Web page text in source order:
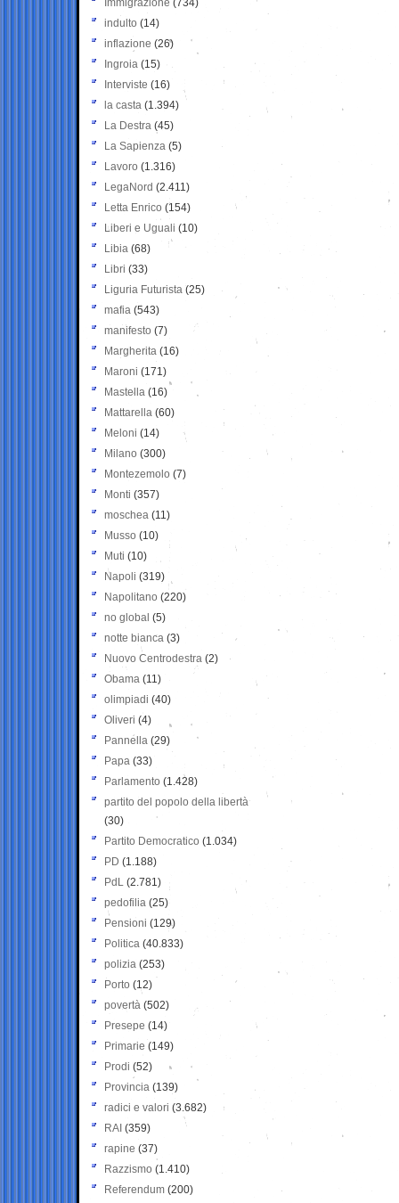
Immigrazione (734)
indulto (14)
inflazione (26)
Ingroia (15)
Interviste (16)
la casta (1.394)
La Destra (45)
La Sapienza (5)
Lavoro (1.316)
LegaNord (2.411)
Letta Enrico (154)
Liberi e Uguali (10)
Libia (68)
Libri (33)
Liguria Futurista (25)
mafia (543)
manifesto (7)
Margherita (16)
Maroni (171)
Mastella (16)
Mattarella (60)
Meloni (14)
Milano (300)
Montezemolo (7)
Monti (357)
moschea (11)
Musso (10)
Muti (10)
Napoli (319)
Napolitano (220)
no global (5)
notte bianca (3)
Nuovo Centrodestra (2)
Obama (11)
olimpiadi (40)
Oliveri (4)
Pannella (29)
Papa (33)
Parlamento (1.428)
partito del popolo della libertà
(30)
Partito Democratico (1.034)
PD (1.188)
PdL (2.781)
pedofilia (25)
Pensioni (129)
Politica (40.833)
polizia (253)
Porto (12)
povertà (502)
Presepe (14)
Primarie (149)
Prodi (52)
Provincia (139)
radici e valori (3.682)
RAI (359)
rapine (37)
Razzismo (1.410)
Referendum (200)